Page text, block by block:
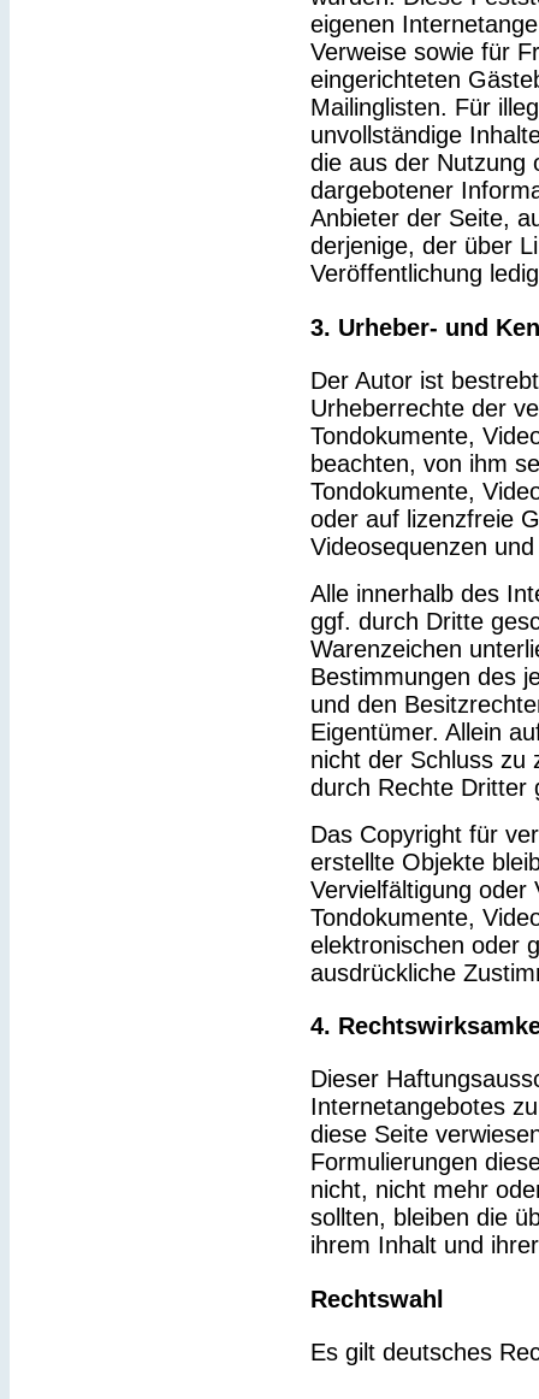
eigenen
Verweise sowie für
eingerichteten
Mailinglisten. Für
unvollständige
die aus der Nutzung
dargebotener
Anbieter der Seite,
derjenige, der über
Veröffentlichung
3. Urheber- und
Der Autor ist
Urheberrechte der
Tondokumente,
beachten, von ihm
Tondokumente,
oder auf lizenzfreie
Videosequenzen
Alle innerhalb des
ggf. durch Dritte
Warenzeichen
Bestimmungen des
und den
Eigentümer. Allein
nicht der Schluss zu
durch Rechte Dritter
Das Copyright für
erstellte Objekte
Vervielfältigung oder
Tondokumente,
elektronischen oder
ausdrückliche
4.
Dieser
Internetangebotes
diese Seite
Formulierungen
nicht, nicht mehr
sollten, bleiben die
ihrem Inhalt und
Rechtswahl
Es gilt deutsches